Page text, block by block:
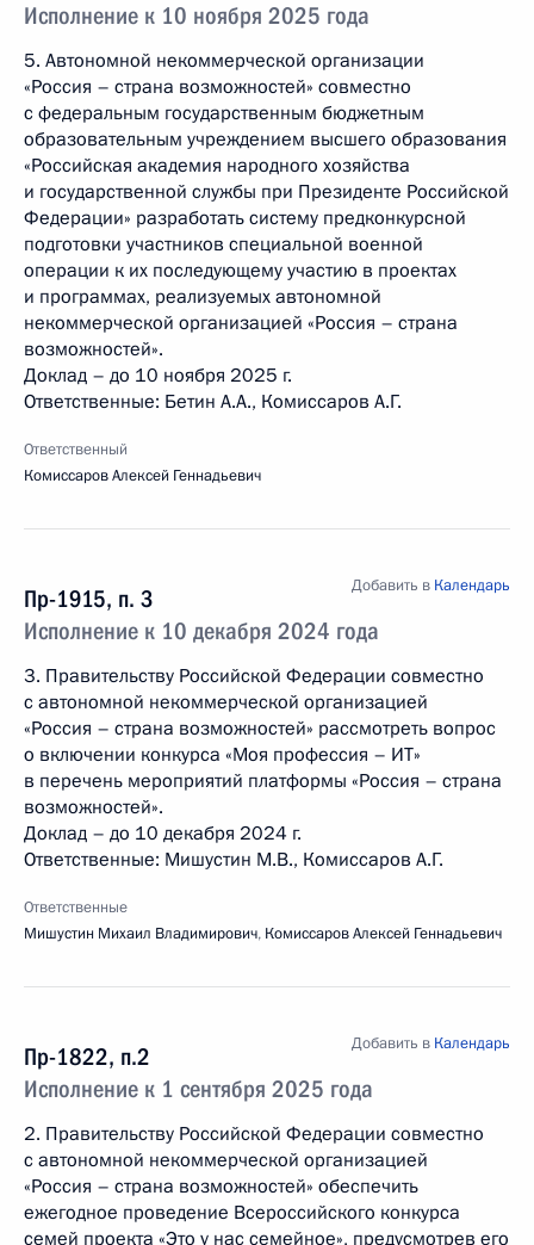
Исполнение к 10 ноября 2025 года
5. Автономной некоммерческой организации
«Россия – страна возможностей» совместно
с федеральным государственным бюджетным
образовательным учреждением высшего образования
«Российская академия народного хозяйства
и государственной службы при Президенте Российской
Федерации» разработать систему предконкурсной
подготовки участников специальной военной
операции к их последующему участию в проектах
и программах, реализуемых автономной
некоммерческой организацией «Россия – страна
возможностей».
Доклад – до 10 ноября 2025 г.
Ответственные: Бетин А.А., Комиссаров А.Г.
Ответственный
Комиссаров Алексей Геннадьевич
Пр-1915, п. 3
Исполнение к 10 декабря 2024 года
Добавить в Календарь
3. Правительству Российской Федерации совместно
с автономной некоммерческой организацией
«Россия – страна возможностей» рассмотреть вопрос
о включении конкурса «Моя профессия – ИТ»
в перечень мероприятий платформы «Россия – страна
возможностей».
Доклад – до 10 декабря 2024 г.
Ответственные: Мишустин М.В., Комиссаров А.Г.
Ответственные
Мишустин Михаил Владимирович, Комиссаров Алексей Геннадьевич
Пр-1822, п.2
Исполнение к 1 сентября 2025 года
Добавить в Календарь
2. Правительству Российской Федерации совместно
с автономной некоммерческой организацией
«Россия – страна возможностей» обеспечить
ежегодное проведение Всероссийского конкурса
семей проекта «Это у нас семейное», предусмотрев его